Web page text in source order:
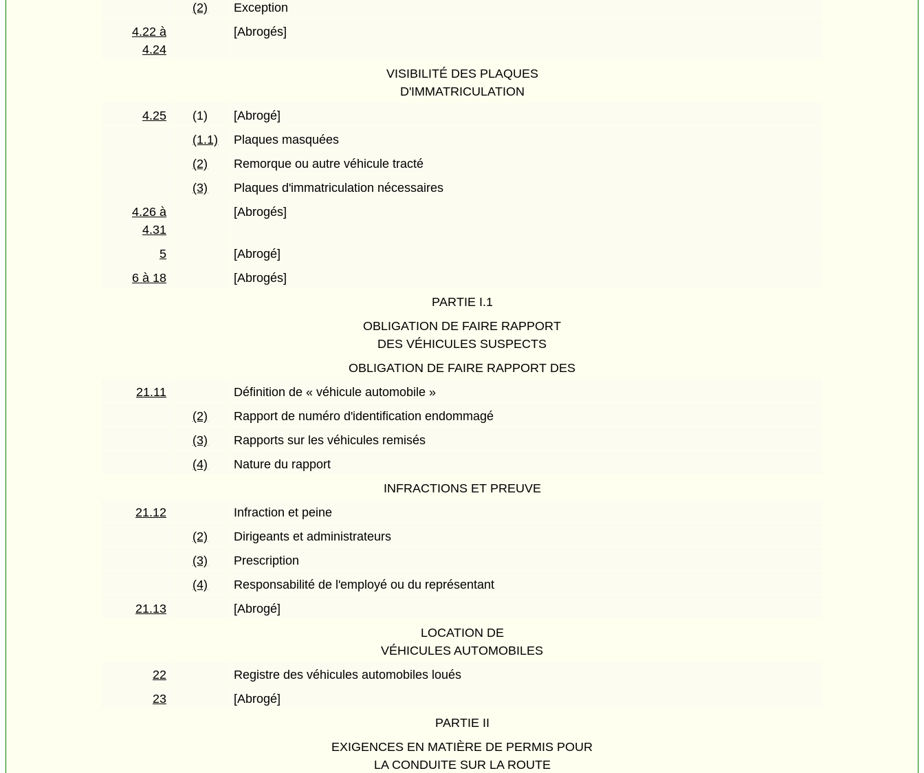
(2)
Exception
4.22 à
4.24
[Abrogés]
VISIBILITÉ DES PLAQUES
D'IMMATRICULATION
4.25
(1)
[Abrogé]
(1.1)
Plaques masquées
(2)
Remorque ou autre véhicule tracté
(3)
Plaques d'immatriculation nécessaires
4.26 à
4.31
[Abrogés]
5
[Abrogé]
6 à 18
[Abrogés]
PARTIE I.1
OBLIGATION DE FAIRE RAPPORT
DES VÉHICULES SUSPECTS
OBLIGATION DE FAIRE RAPPORT DES
21.11
Définition de « véhicule automobile »
(2)
Rapport de numéro d'identification endommagé
(3)
Rapports sur les véhicules remisés
(4)
Nature du rapport
INFRACTIONS ET PREUVE
21.12
Infraction et peine
(2)
Dirigeants et administrateurs
(3)
Prescription
(4)
Responsabilité de l'employé ou du représentant
21.13
[Abrogé]
LOCATION DE
VÉHICULES AUTOMOBILES
22
Registre des véhicules automobiles loués
23
[Abrogé]
PARTIE II
EXIGENCES EN MATIÈRE DE PERMIS POUR
LA CONDUITE SUR LA ROUTE